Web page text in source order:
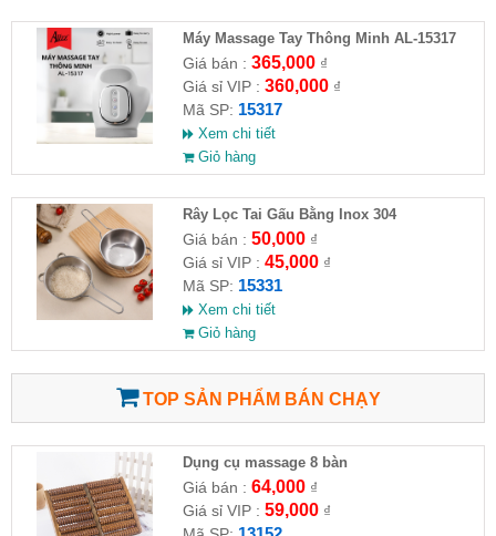
Máy Massage Tay Thông Minh AL-15317
Giá bán : 365,000₫
Giá sỉ VIP : 360,000₫
Mã SP: 15317
Xem chi tiết
Giỏ hàng
Rây Lọc Tai Gấu Bằng Inox 304
Giá bán : 50,000₫
Giá sỉ VIP : 45,000₫
Mã SP: 15331
Xem chi tiết
Giỏ hàng
TOP SẢN PHẨM BÁN CHẠY
Dụng cụ massage 8 bàn
Giá bán : 64,000₫
Giá sỉ VIP : 59,000₫